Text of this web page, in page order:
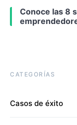
Conoce las 8
CATEGORÍAS
Casos de éxito